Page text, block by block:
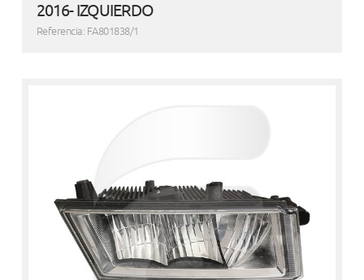
2016- IZQUIERDO
Referencia: FA801838/1